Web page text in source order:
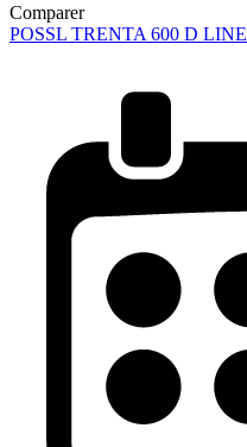
Comparer
POSSL TRENTA 600 D LINE